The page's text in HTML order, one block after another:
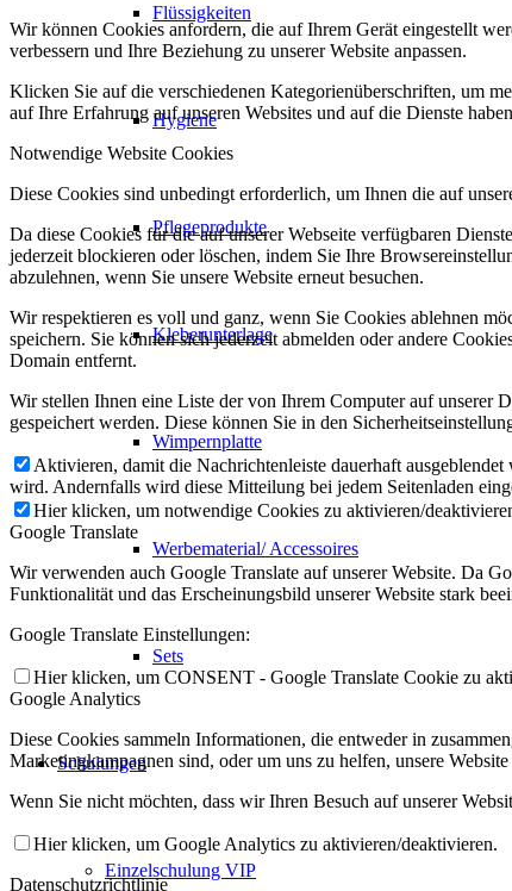
Flüssigkeiten
Hygiene
Pflegeprodukte
Kleberunterlage
Wimpernplatte
Werbematerial/ Accessoires
Sets
Schulungen
Einzelschulung VIP
Wir können Cookies anfordern, die auf Ihrem Gerät eingestellt
verbessern und Ihre Beziehung zu unserer Website anpassen.
Klicken Sie auf die verschiedenen Kategorienüberschriften, um
auf Ihre Erfahrung auf unseren Websites und auf die Dienste
Notwendige Website Cookies
Diese Cookies sind unbedingt erforderlich, um Ihnen die auf
Da diese Cookies für die auf unserer Webseite verfügbaren
jederzeit blockieren oder löschen, indem Sie Ihre
abzulehnen, wenn Sie unsere Website erneut besuchen.
Wir respektieren es voll und ganz, wenn Sie Cookies ablehnen
speichern. Sie können sich jederzeit abmelden oder andere
Domain entfernt.
Wir stellen Ihnen eine Liste der von Ihrem Computer auf unserer
gespeichert werden. Diese können Sie in den
Aktivieren, damit die Nachrichtenleiste dauerhaft
wird. Andernfalls wird diese Mitteilung bei jedem Seitenladen
Hier klicken, um notwendige Cookies zu aktivieren/
Google Translate
Wir verwenden auch Google Translate auf unserer Website. Da
Funktionalität und das Erscheinungsbild unserer Website stark
Google Translate Einstellungen:
Hier klicken, um CONSENT - Google Translate Cookie zu
Google Analytics
Diese Cookies sammeln Informationen, die entweder in
Marketingkampagnen sind, oder um uns zu helfen, unsere
Wenn Sie nicht möchten, dass wir Ihren Besuch auf unserer
Hier klicken, um Google Analytics zu aktivieren/deaktivieren.
Datenschutzrichtlinie